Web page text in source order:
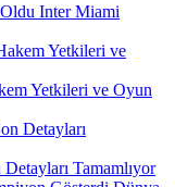
Oldu Inter Miami
Yetkileri ve Oyun
Tamamlıyor